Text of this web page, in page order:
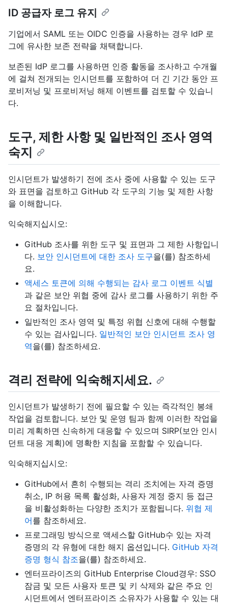
ID 공급자 로그 유지
기업에서 SAML 또는 OIDC 인증을 사용하는 경우 IdP 로
그에 유사한 보존 전략을 채택합니다.
보존된 IdP 로그를 사용하면 인증 활동을 조사하고 수개월
에 걸쳐 전개되는 인시던트를 포함하여 더 긴 기간 동안 프
로비저닝 및 프로비저닝 해제 이벤트를 검토할 수 있습니
다.
도구, 제한 사항 및 일반적인 조사 영역
숙지
인시던트가 발생하기 전에 조사 중에 사용할 수 있는 도구
와 표면을 검토하고 GitHub 각 도구의 기능 및 제한 사항
을 이해합니다.
익숙해지십시오:
GitHub 조사를 위한 도구 및 표면과 그 제한 사항입니
다. 보안 인시던트에 대한 조사 도구을(를) 참조하세
요.
액세스 토큰에 의해 수행되는 감사 로그 이벤트 식별
과 같은 보안 위협 중에 감사 로그를 사용하기 위한 주
요 절차입니다.
일반적인 조사 영역 및 특정 위협 신호에 대해 수행할
수 있는 검사입니다. 일반적인 보안 인시던트 조사 영
역을(를) 참조하세요.
격리 전략에 익숙해지세요.
인시던트가 발생하기 전에 필요할 수 있는 즉각적인 봉쇄
작업을 검토합니다. 보안 및 운영 팀과 함께 이러한 작업을
미리 계획하면 신속하게 대응할 수 있으며 SIRP(보안 인시
던트 대응 계획)에 명확한 지침을 포함할 수 있습니다.
익숙해지십시오:
GitHub에서 흔히 수행되는 격리 조치에는 자격 증명
취소, IP 허용 목록 활성화, 사용자 계정 중지 등 접근
을 비활성화하는 다양한 조치가 포함됩니다. 위협 제
어를 참조하세요.
프로그래밍 방식으로 액세스할 GitHub수 있는 자격
증명의 각 유형에 대한 해지 옵션입니다. GitHub 자격
증명 형식 참조을(를) 참조하세요.
엔터프라이즈의 GitHub Enterprise Cloud경우: SSO
잠금 및 모든 사용자 토큰 및 키 삭제와 같은 주요 인
시던트에서 엔터프라이즈 소유자가 사용할 수 있는 대